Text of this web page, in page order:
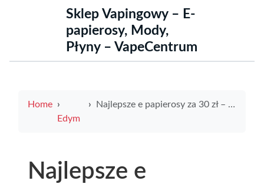
Sklep Vapingowy – E-
papierosy, Mody,
Płyny – VapeCentrum
Home
Edym
Najlepsze e papierosy za 30 zł – gdzie kupić tanio i bezpiecznie
Najlepsze e